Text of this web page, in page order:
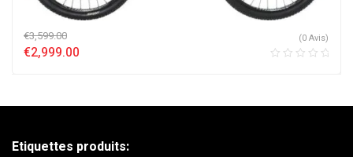
€3,599.00
€2,999.00
(0 Avis)
Etiquettes produits: